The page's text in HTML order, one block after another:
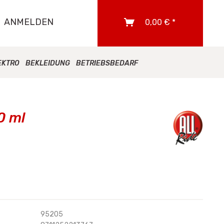
ANMELDEN 0,00 € *
BEKLEIDUNG BETRIEBSBEDARF
ml
95205